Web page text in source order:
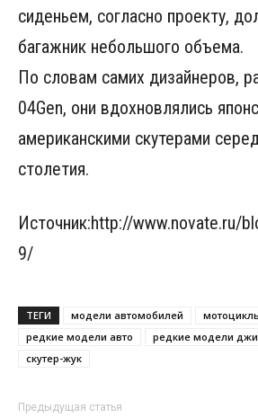
сиденьем, согласно проекту,
багажник небольшого объема.
По словам самих дизайнеров,
04Gen, они вдохновлялись
американскими скутерами
столетия.
Источник:http://www.novate.ru/
9/
ТЕГИ модели автомобилей
редкие модели авто
редкие модели
скутер-жук
Предыдущая статья